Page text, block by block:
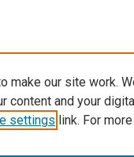
make our site work.
content and your
settings link. For